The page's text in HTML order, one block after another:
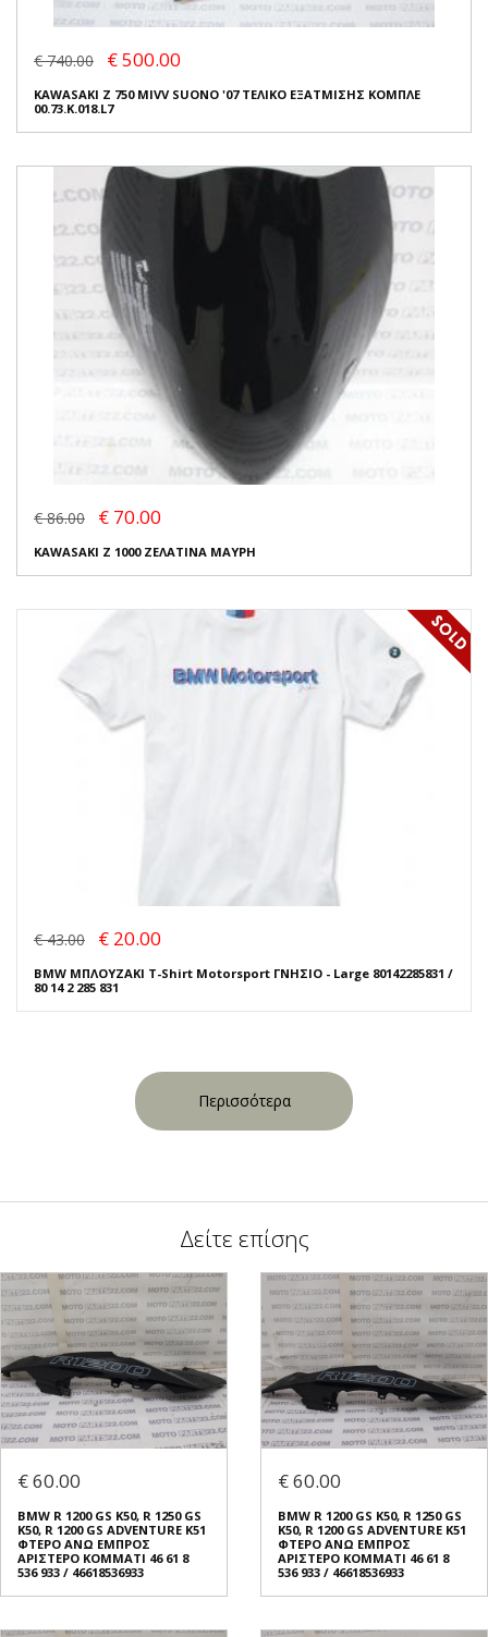
€ 740.00 € 500.00
KAWASAKI Z 750 MIVV SUONO '07 ΤΕΛΙΚΟ ΕΞΑΤΜΙΣΗΣ ΚΟΜΠΛΕ
00.73.K.018.L7
€ 86.00 € 70.00
KAWASAKI Z 1000 ΖΕΛΑΤΙΝΑ ΜΑΥΡΗ
€ 43.00 € 20.00
BMW ΜΠΛΟΥΖΑΚΙ T-Shirt Motorsport ΓΝΗΣΙΟ - Large 80142285831 /
80 14 2 285 831
Περισσότερα
Δείτε επίσης
€ 60.00
BMW R 1200 GS K50, R 1250 GS
K50, R 1200 GS ADVENTURE K51
ΦΤΕΡO ΑΝΩ ΕΜΠΡΟΣ
ΑΡΙΣΤΕΡΟ ΚΟΜΜΑΤΙ 46 61 8
536 933 / 46618536933
€ 60.00
BMW R 1200 GS K50, R 1250 GS
K50, R 1200 GS ADVENTURE K51
ΦΤΕΡO ΑΝΩ ΕΜΠΡΟΣ
ΑΡΙΣΤΕΡΟ ΚΟΜΜΑΤΙ 46 61 8
536 933 / 46618536933